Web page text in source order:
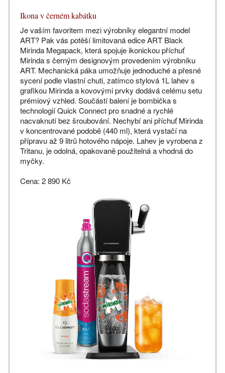
Ikona v černém kabátku
Je vaším favoritem mezi výrobníky elegantní model
ART? Pak vás potěší limitovaná edice ART Black
Mirinda Megapack, která spojuje ikonickou příchuť
Mirinda s černým designovým provedením výrobníku
ART. Mechanická páka umožňuje jednoduché a přesné
sycení podle vlastní chuti, zatímco stylová 1L lahev s
grafikou Mirinda a kovovými prvky dodává celému setu
prémiový vzhled. Součástí balení je bombička s
technologií Quick Connect pro snadné a rychlé
nacvaknutí bez šroubování. Nechybí ani příchuť Mirinda
v koncentrované podobě (440 ml), která vystačí na
přípravu až 9 litrů hotového nápoje. Lahev je vyrobena z
Tritanu, je odolná, opakovaně použitelná a vhodná do
myčky.
Cena: 2 890 Kč